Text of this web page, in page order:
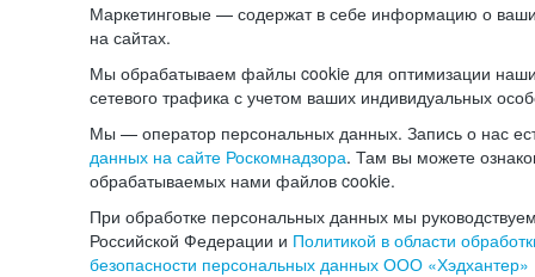
Маркетинговые — содержат в себе информацию о
на сайтах.
Мы обрабатываем файлы cookie для оптимизации
сетевого трафика с учетом ваших индивидуальных
Мы — оператор персональных данных. Запись о нас
данных на сайте Роскомнадзора. Там вы можете
обрабатываемых нами файлов cookie.
При обработке персональных данных мы
Российской Федерации и Политикой в области
безопасности персональных данных ООО «Хэдхантер»